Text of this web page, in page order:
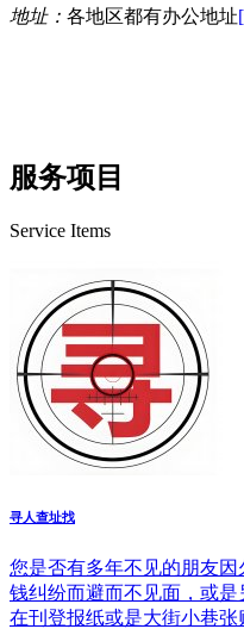
地址： 各地区都有办公地址
服务项目
Service Items
寻人查址找
您是否有多年不见的朋友
钱纠纷而避而不见面，或
在刊登报纸或是大街小巷